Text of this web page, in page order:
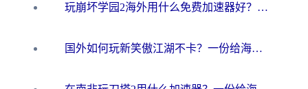
玩崩坏学园2海外用什么免费加速器好？2026海外党亲测国服游戏加速指南
国外如何玩新笑傲江湖不卡？一份给海外游子的终极网络指南